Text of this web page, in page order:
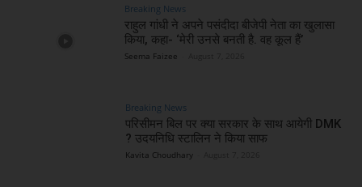
Breaking News
राहुल गांधी ने अपने पसंदीदा बीजेपी नेता का खुलासा
किया, कहा- ‘मेरी उनसे बनती है. वह कूल हैं’
Seema Faizee
Breaking News
परिसीमन बिल पर क्या सरकार के साथ आयेगी DMK
? उदयनिधि स्टालिन ने किया साफ
Kavita Choudhary